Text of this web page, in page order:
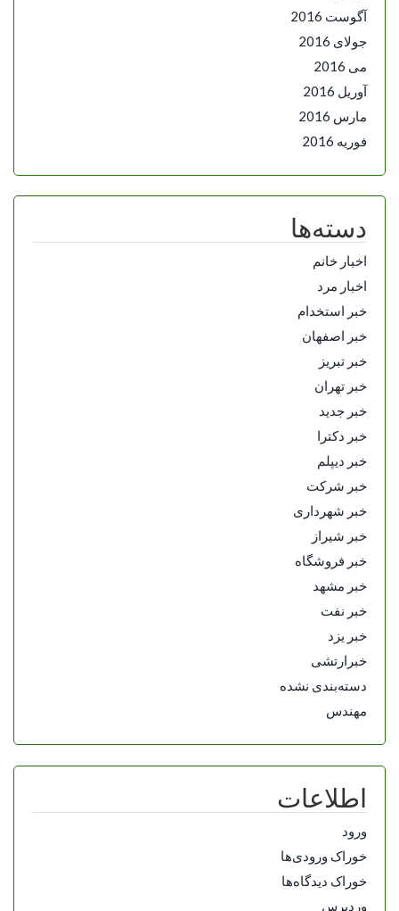
آگوست 2016
جولای 2016
می 2016
آوریل 2016
مارس 2016
فوریه 2016
دسته‌ها
اخبار خانم
اخبار مرد
خبر استخدام
خبر اصفهان
خبر تبریز
خبر تهران
خبر جدید
خبر دکترا
خبر دیپلم
خبر شرکت
خبر شهرداری
خبر شیراز
خبر فروشگاه
خبر مشهد
خبر نفت
خبر یزد
خبرارتشی
دسته‌بندی نشده
مهندس
اطلاعات
ورود
خوراک ورودی‌ها
خوراک دیدگاه‌ها
وردپرس